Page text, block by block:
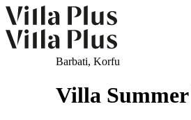
Barbati, Korfu
Villa